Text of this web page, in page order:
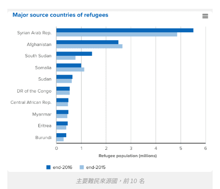
主要難民來源國，前 10 名